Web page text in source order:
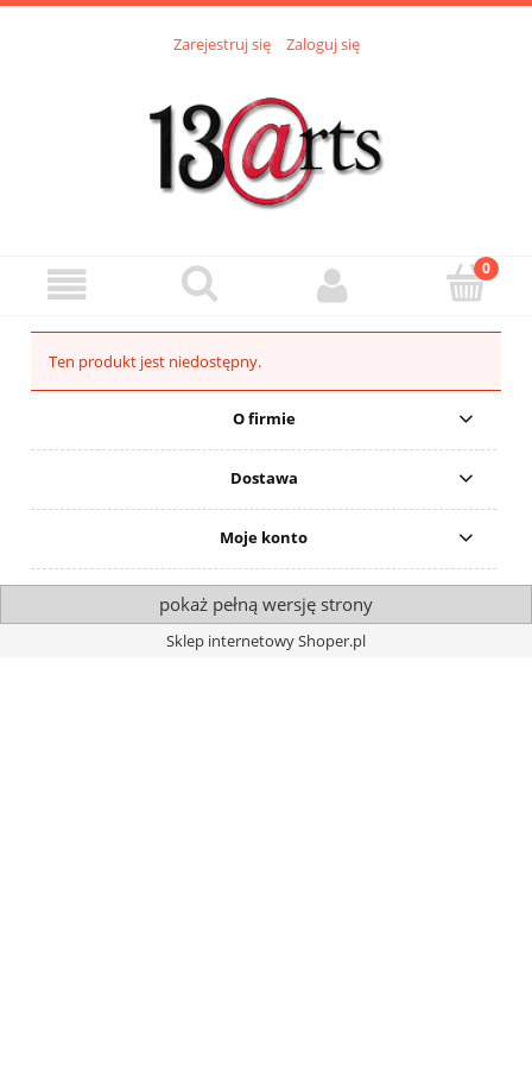
Zarejestruj się Zaloguj się
Ten produkt jest niedostępny.
O firmie
Dostawa
Moje konto
pokaż pełną wersję strony
Sklep internetowy Shoper.pl